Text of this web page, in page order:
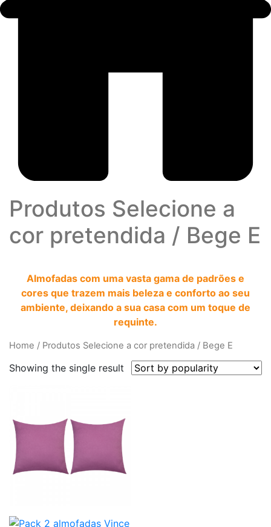
Produtos Selecione a
cor pretendida / Bege E
Almofadas com uma vasta gama de padrões e
cores que trazem mais beleza e conforto ao seu
ambiente, deixando a sua casa com um toque de
requinte.
Home / Produtos Selecione a cor pretendida / Bege E
Showing the single result